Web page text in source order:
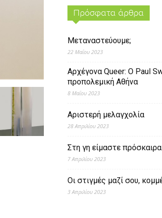
Πρόσφατα άρθρα
Μεταναστεύουμε;
22 Μαΐου 2023
Αρχέγονα Queer: O Paul
προπολεμική Αθήνα
8 Μαΐου 2023
Αριστερή μελαγχολία
28 Απριλίου 2023
Στη γη είμαστε
7 Απριλίου 2023
Οι στιγμές μαζί σου,
3 Απριλίου 2023